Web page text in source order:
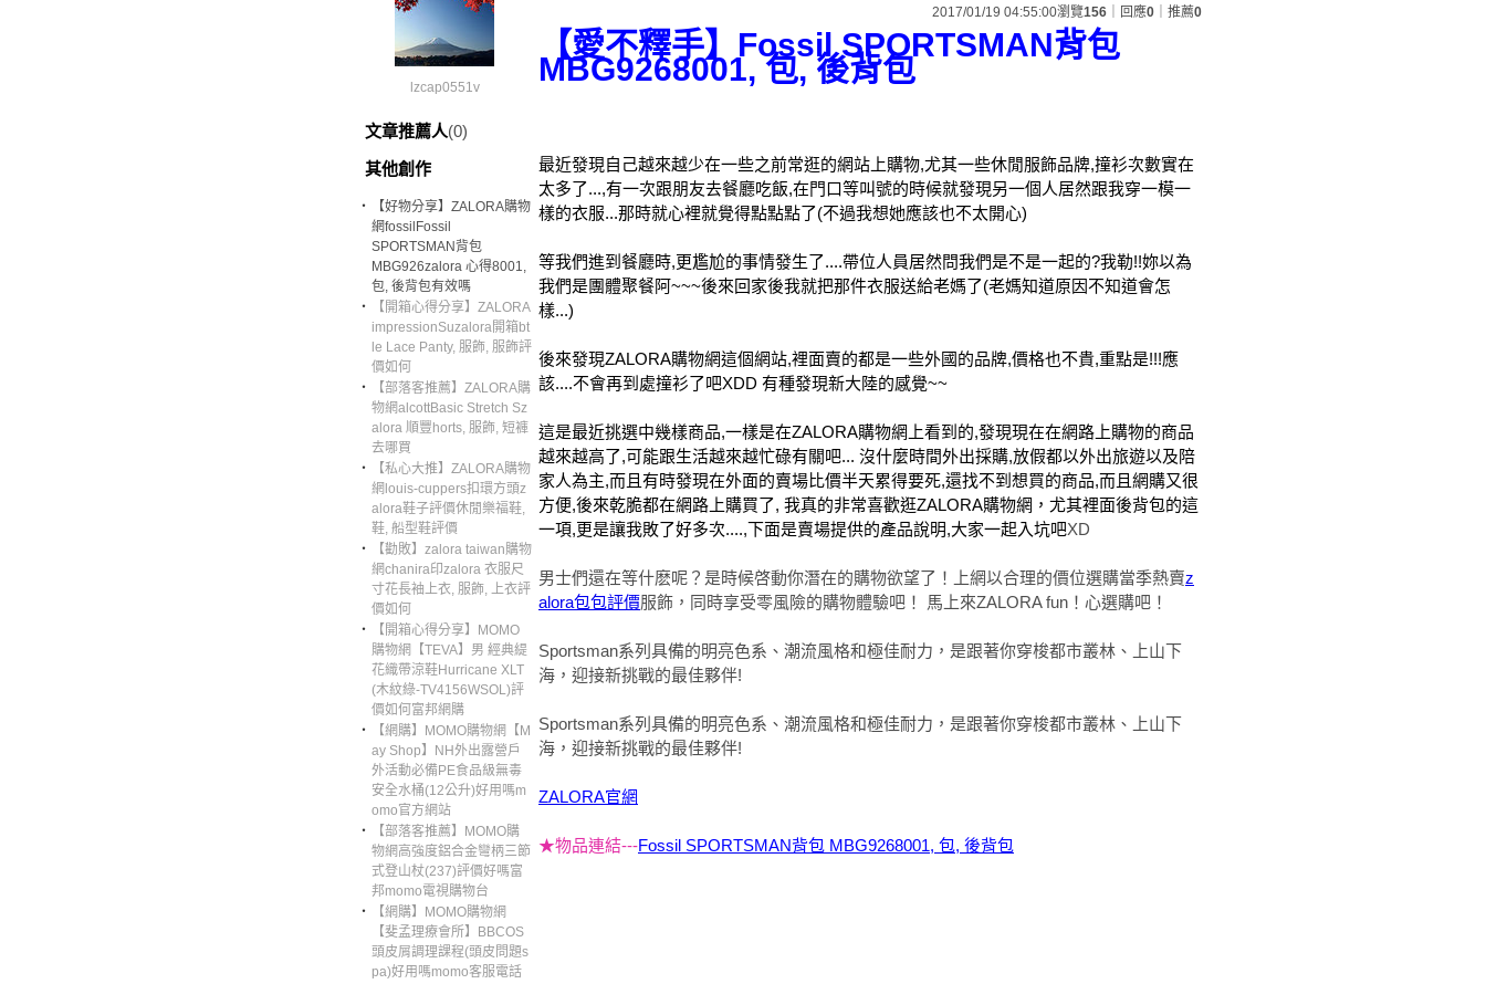
lzcap0551v
文章推薦人(0)
其他創作
‧
【好物分享】ZALORA購物
網fossilFossil
SPORTSMAN背包
MBG926zalora 心得8001,
包, 後背包有效嗎
‧
【開箱心得分享】ZALORA
impressionSuzalora開箱bt
le Lace Panty, 服飾, 服飾評
價如何
‧
【部落客推薦】ZALORA購
物網alcottBasic Stretch Sz
alora 順豐horts, 服飾, 短褲
去哪買
‧
【私心大推】ZALORA購物
網louis-cuppers扣環方頭z
alora鞋子評價休閒樂福鞋,
鞋, 船型鞋評價
‧
【勸敗】zalora taiwan購物
網chanira印zalora 衣服尺
寸花長袖上衣, 服飾, 上衣評
價如何
‧
【開箱心得分享】MOMO
購物網【TEVA】男 經典緹
花織帶涼鞋Hurricane XLT
(木紋綠-TV4156WSOL)評
價如何富邦網購
‧
【網購】MOMO購物網【M
ay Shop】NH外出露營戶
外活動必備PE食品級無毒
安全水桶(12公升)好用嗎m
omo官方網站
‧
【部落客推薦】MOMO購
物網高強度鋁合金彎柄三節
式登山杖(237)評價好嗎富
邦momo電視購物台
‧
【網購】MOMO購物網
【斐孟理療會所】BBCOS
頭皮屑調理課程(頭皮問題s
pa)好用嗎momo客服電話
2017/01/19 04:55:00瀏覽156 ｜回應0 ｜推薦0
【愛不釋手】Fossil SPORTSMAN背包
MBG9268001, 包, 後背包
最近發現自己越來越少在一些之前常逛的網站上購物,尤其一些休閒服飾品牌,撞衫次數實在
太多了...,有一次跟朋友去餐廳吃飯,在門口等叫號的時候就發現另一個人居然跟我穿一模一
樣的衣服...那時就心裡就覺得點點點了(不過我想她應該也不太開心)
等我們進到餐廳時,更尷尬的事情發生了....帶位人員居然問我們是不是一起的?我勒!!妳以為
我們是團體聚餐阿~~~後來回家後我就把那件衣服送給老媽了(老媽知道原因不知道會怎
樣...)
後來發現ZALORA購物網這個網站,裡面賣的都是一些外國的品牌,價格也不貴,重點是!!!應
該....不會再到處撞衫了吧XDD 有種發現新大陸的感覺~~
這是最近挑選中幾樣商品,一樣是在ZALORA購物網上看到的,發現現在在網路上購物的商品
越來越高了,可能跟生活越來越忙碌有關吧... 沒什麼時間外出採購,放假都以外出旅遊以及陪
家人為主,而且有時發現在外面的賣場比價半天累得要死,還找不到想買的商品,而且網購又很
方便,後來乾脆都在網路上購買了, 我真的非常喜歡逛ZALORA購物網，尤其裡面後背包的這
一項,更是讓我敗了好多次....,下面是賣場提供的產品說明,大家一起入坑吧XD
男士們還在等什麽呢？是時候啓動你潛在的購物欲望了！上網以合理的價位選購當季熱賣z
alora包包評價服飾，同時享受零風險的購物體驗吧！ 馬上來ZALORA fun！心選購吧！
Sportsman系列具備的明亮色系、潮流風格和極佳耐力，是跟著你穿梭都市叢林、上山下
海，迎接新挑戰的最佳夥伴!
Sportsman系列具備的明亮色系、潮流風格和極佳耐力，是跟著你穿梭都市叢林、上山下
海，迎接新挑戰的最佳夥伴!
ZALORA官網
★物品連結---Fossil SPORTSMAN背包 MBG9268001, 包, 後背包